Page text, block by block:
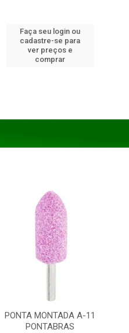
Faça seu login ou
cadastre-se para
ver preços e
comprar
PONTA MONTADA A-11
PONTABRAS